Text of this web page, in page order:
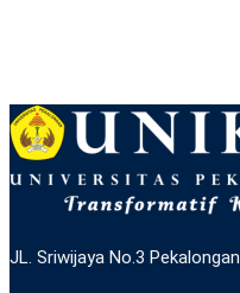
JL. Sriwijaya No.3 Pekalongan